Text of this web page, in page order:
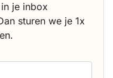
je inbox
sturen we je 1x